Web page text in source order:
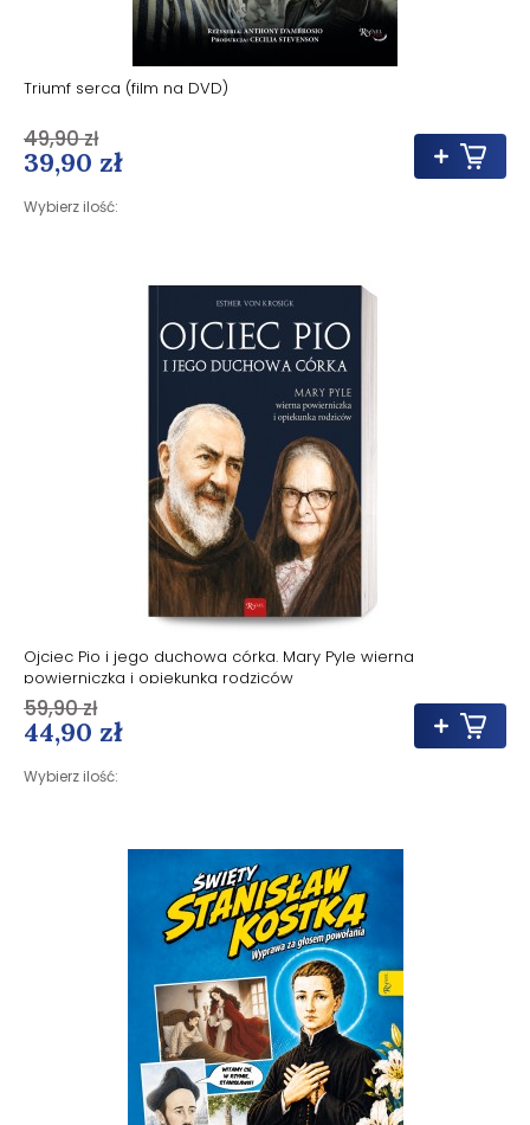
Triumf serca (film na DVD)
39,90 zł
Wybierz ilość:
49,90 zł
Ojciec Pio i jego duchowa córka. Mary Pyle wierna
powierniczka i opiekunka rodziców
44,90 zł
Wybierz ilość:
59,90 zł